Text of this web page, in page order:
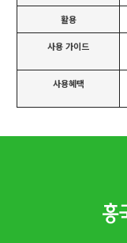
활용
사용 가이드
사용혜택